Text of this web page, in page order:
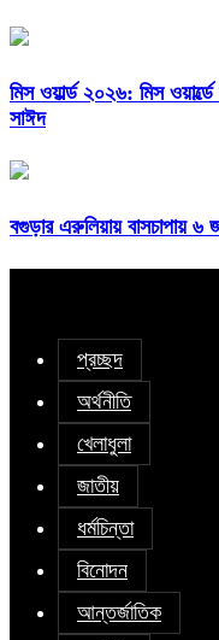
মিস ওয়ার্ল্ড ২০২৬: মিস
সাঈদ
বগুড়ার এরুলিয়ায় বাসচাপায়
প্রচ্ছদ
অর্থনীতি
খেলাধুলা
জাতীয়
ধর্মচিন্তা
বিনোদন
আন্তর্জাতিক